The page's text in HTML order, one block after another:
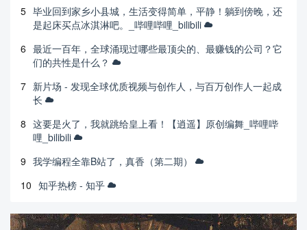
5 毕业回到家乡小县城，生活变得简单，平静！躺到傍晚，还
是起床买点冰淇淋吧。_哔哩哔哩_bilibili
6 最近一百年，全球涌现过哪些最顶尖的、最赚钱的公司？它
们的共性是什么？
7 新片场 - 发现全球优质视频与创作人，与百万创作人一起成
长
8 这要是火了，我就跳给皇上看！【逍遥】原创编舞_哔哩哔
哩_bilibili
9 我学编程全靠B站了，真香（第二期）
10 知乎热榜 - 知乎